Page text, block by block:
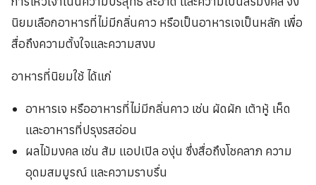
นิยมเลือกอาหารที่ไม่มีกลิ่นคาว หรือเป็นอาหารเจเป็นหลัก เพื่อ
สื่อถึงความตั้งใจและความสงบ
อาหารที่นิยมใช้ ได้แก่
อาหารเจ หรืออาหารที่ไม่มีกลิ่นคาว เช่น ผัดผัก เต้าหู้ เห็ด
และอาหารที่ปรุงรสอ่อน
ผลไม้มงคล เช่น ส้ม แอปเปิล องุ่น ซึ่งสื่อถึงโชคลาภ ความ
อุดมสมบูรณ์ และความราบรื่น